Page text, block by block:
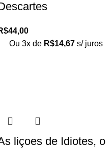
44,00
Ou 3x de R$14,67 s/ juros
liçoes de Idiotes, o